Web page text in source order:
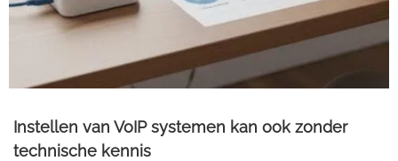
Instellen van VoIP systemen kan ook zonder
technische kennis